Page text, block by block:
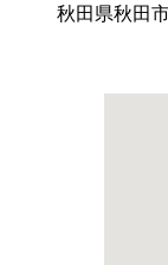
秋田県秋田